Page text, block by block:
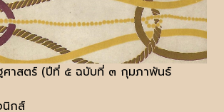
ฐศาสตร์ (ปีที่ ๕ ฉบับที่ ๓ กุมภาพันธ์
นิกส์